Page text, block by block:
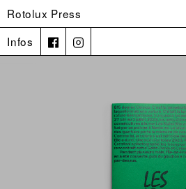
Rotolux Press
Infos